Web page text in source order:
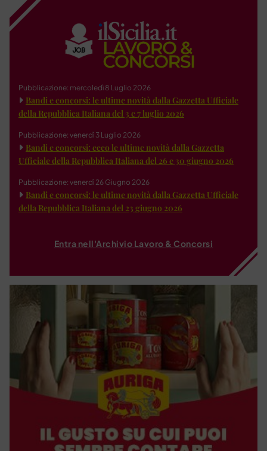
Pubblicazione: mercoledì 8 Luglio 2026
Bandi e concorsi: le ultime novità dalla Gazzetta Ufficiale
della Repubblica Italiana del 3 e 7 luglio 2026
Pubblicazione: venerdì 3 Luglio 2026
Bandi e concorsi: ecco le ultime novità dalla Gazzetta
Ufficiale della Repubblica Italiana del 26 e 30 giugno 2026
Pubblicazione: venerdì 26 Giugno 2026
Bandi e concorsi: le ultime novità dalla Gazzetta Ufficiale
della Repubblica Italiana del 23 giugno 2026
Entra nell'Archivio Lavoro & Concorsi